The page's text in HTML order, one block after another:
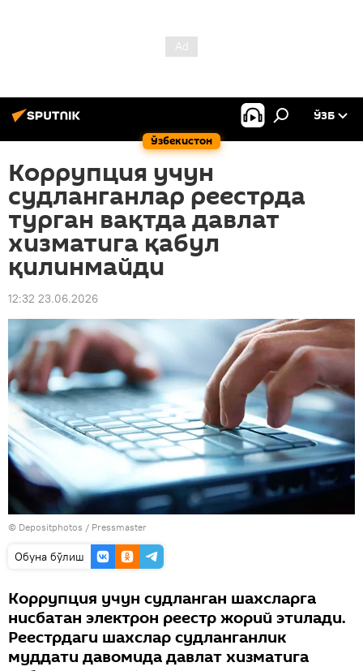
Ўзбекистон
ЎЗБ
Коррупция учун
судланганлар реестрда
турган вақтда давлат
хизматига қабул
қилинмайди
12:32 23.06.2026
© Depositphotos / Pressmaster
Oбуна бўлиш
Коррупция учун судланган шахсларга
нисбатан электрон реестр жорий этилади.
Реестрдаги шахслар судланганлик
муддати давомида давлат хизматига